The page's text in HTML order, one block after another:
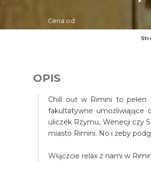
Cena od
OPIS
Chill out w Rimini to pełen
fakultatywne umożliwiające
uliczek Rzymu, Wenecji czy
miasto Rimini. No i żeby
Włączcie relax z nami w